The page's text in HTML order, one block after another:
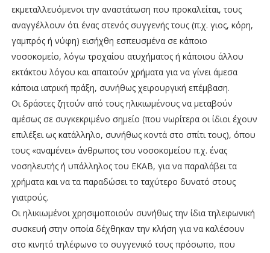
εκμεταλλευόμενοι την αναστάτωση που προκαλείται, τους
αναγγέλλουν ότι ένας στενός συγγενής τους (π.χ. γιος, κόρη,
γαμπρός ή νύφη) εισήχθη εσπευσμένα σε κάποιο
νοσοκομείο, λόγω τροχαίου ατυχήματος ή κάποιου άλλου
εκτάκτου λόγου και απαιτούν χρήματα για να γίνει άμεσα
κάποια ιατρική πράξη, συνήθως χειρουργική επέμβαση.
Οι δράστες ζητούν από τους ηλικιωμένους να μεταβούν
αμέσως σε συγκεκριμένο σημείο (που νωρίτερα οι ίδιοι έχουν
επιλέξει ως κατάλληλο, συνήθως κοντά στο σπίτι τους), όπου
τους «αναμένει» άνθρωπος του νοσοκομείου π.χ. ένας
νοσηλευτής ή υπάλληλος του ΕΚΑΒ, για να παραλάβει τα
χρήματα και να τα παραδώσει το ταχύτερο δυνατό στους
γιατρούς.
Οι ηλικιωμένοι χρησιμοποιούν συνήθως την ίδια τηλεφωνική
συσκευή στην οποία δέχθηκαν την κλήση για να καλέσουν
στο κινητό τηλέφωνο το συγγενικό τους πρόσωπο, που